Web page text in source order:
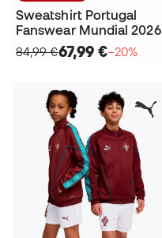
Sweatshirt Portugal
Fanswear Mundial 2026
84,99 €67,99 €−20%